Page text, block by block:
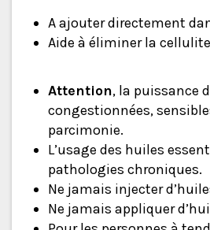
A ajouter directement
Aide à éliminer la
Attention, la puissance
congestionnées,
parcimonie.
L’usage des huiles
pathologies chroniques.
Ne jamais injecter
Ne jamais appliquer